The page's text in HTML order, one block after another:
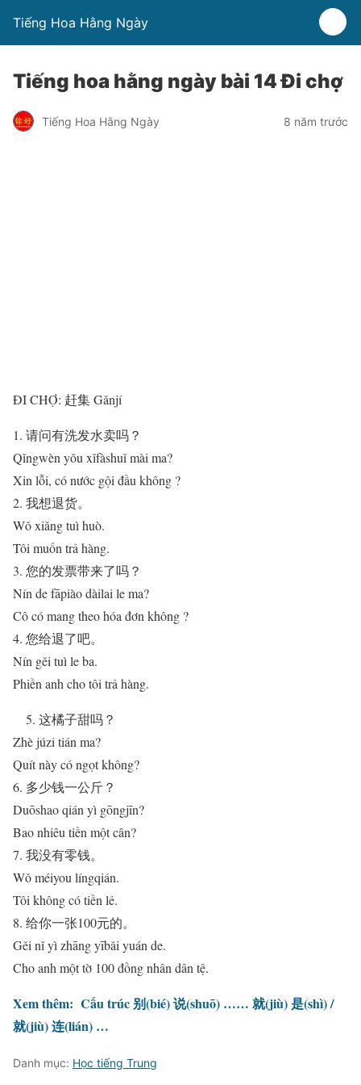
Tiếng Hoa Hằng Ngày
Tiếng hoa hằng ngày bài 14 Đi chợ
Tiếng Hoa Hằng Ngày 8 năm trước
ĐI CHỢ: 赶集 Gǎnjí
1. 请问有洗发水卖吗？
Qǐngwèn yǒu xǐfàshuǐ mài ma?
Xin lỗi, có nước gội đầu không ?
2. 我想退货。
Wǒ xiǎng tuì huò.
Tôi muốn trả hàng.
3. 您的发票带来了吗？
Nín de fāpiào dàilai le ma?
Cô có mang theo hóa đơn không ?
4. 您给退了吧。
Nín gěi tuì le ba.
Phiền anh cho tôi trả hàng.
5. 这橘子甜吗？
Zhè júzi tián ma?
Quít này có ngọt không?
6. 多少钱一公斤？
Duōshao qián yì gōngjīn?
Bao nhiêu tiền một cân?
7. 我没有零钱。
Wǒ méiyou língqián.
Tôi không có tiền lẻ.
8. 给你一张100元的。
Gěi nǐ yì zhāng yībǎi yuán de.
Cho anh một tờ 100 đồng nhân dân tệ.
Xem thêm: Cấu trúc 别(bié) 说(shuō) …… 就(jiù) 是(shì) /
就(jiù) 连(lián) …
Danh mục: Học tiếng Trung